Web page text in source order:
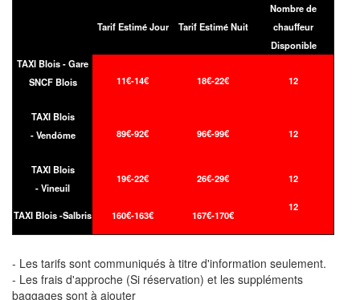
Tarif Estimé Jour Tarif Estimé Nuit
Nombre de
chauffeur
Disponible
TAXI Blois - Gare
SNCF Blois
11€-14€ 18€-22€ 12
TAXI Blois
- Vendôme
89€-92€ 96€-99€ 12
TAXI Blois
- Vineuil
19€-22€ 26€-29€ 12
TAXI Blois -Salbris 160€-163€ 167€-170€
12
- Les tarifs sont communiqués à titre d'information seulement.
- Les frais d'approche (Si réservation) et les suppléments
baggages sont à ajouter